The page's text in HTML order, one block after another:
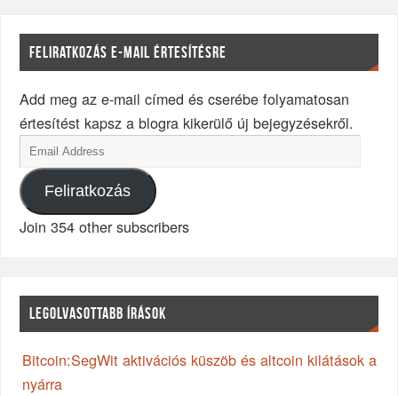
FELIRATKOZÁS E-MAIL ÉRTESÍTÉSRE
Add meg az e-mail címed és cserébe folyamatosan
értesítést kapsz a blogra kikerülő új bejegyzésekről.
Feliratkozás
Join 354 other subscribers
LEGOLVASOTTABB ÍRÁSOK
Bitcoin:SegWit aktivációs küszöb és altcoin kilátások a
nyárra